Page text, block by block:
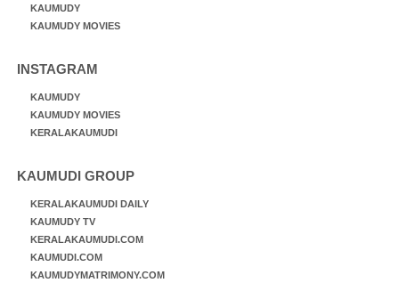
KAUMUDY
KAUMUDY MOVIES
INSTAGRAM
KAUMUDY
KAUMUDY MOVIES
KERALAKAUMUDI
KAUMUDI GROUP
KERALAKAUMUDI DAILY
KAUMUDY TV
KERALAKAUMUDI.COM
KAUMUDI.COM
KAUMUDYMATRIMONY.COM